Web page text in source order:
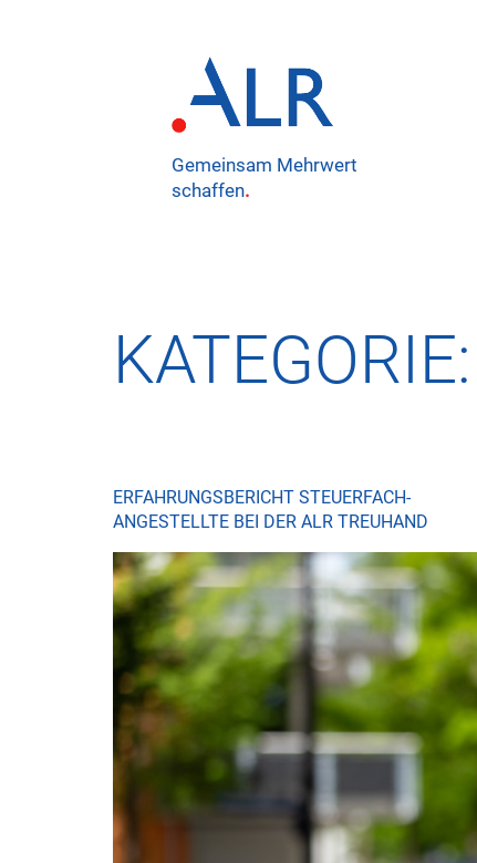
Gemeinsam Mehrwert
schaffen.
KATEGORIE:
ERFAHRUNGSBERICHT STEUERFACH-
ANGESTELLTE BEI DER ALR TREUHAND